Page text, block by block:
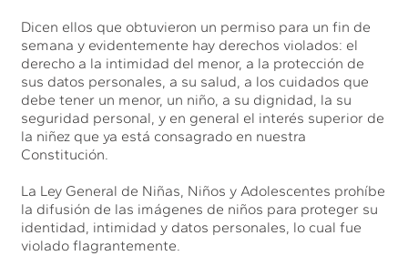
Dicen ellos que obtuvieron un permiso para un fin de
semana y evidentemente hay derechos violados: el
derecho a la intimidad del menor, a la protección de
sus datos personales, a su salud, a los cuidados que
debe tener un menor, un niño, a su dignidad, la su
seguridad personal, y en general el interés superior de
la niñez que ya está consagrado en nuestra
Constitución.
La Ley General de Niñas, Niños y Adolescentes prohíbe
la difusión de las imágenes de niños para proteger su
identidad, intimidad y datos personales, lo cual fue
violado flagrantemente.